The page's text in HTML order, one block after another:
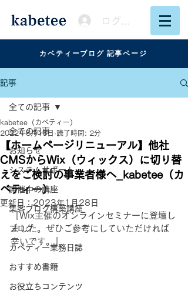
ログイン
カベティーブログ 記事ページ
記事
全ての記事
お知らせ
システムサポート
開催中の講座
集客ブログ構築講座
ブログ
カベティー業務日誌
おすすめ書籍
お役立ちコンテンツ
全ての記事
【ホームページリニューアル】他社
CMSからWix（ウィックス）に切り替
えをご検討の事業者様へ_kabetee（カ
ベティー）
kabetee（カベティー）
2022年8月16日 読了時間: 2分
更新日：2023年1月28日
『Wix主催のオンラインセミナーに登壇し
ました。ぜひご参考にしていただければ
幸いです。』